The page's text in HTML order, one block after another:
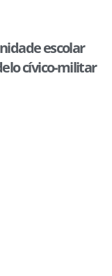
escolar
cívico-militar